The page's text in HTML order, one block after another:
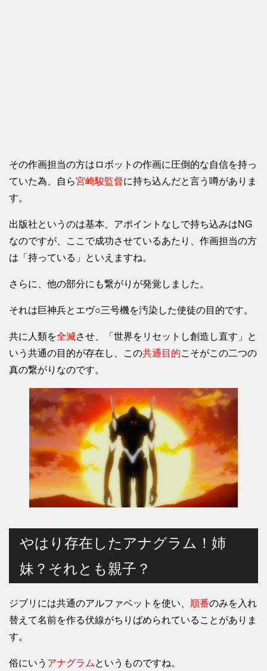
その作画担当の方はロボットの作画に圧倒的な自信を持っ
ていた為、自ら宮崎駿監督に持ち込んだと言う噂がありま
す。
出版社というのは基本、アポイントなしで持ち込みはNG
なのですが、ここで成功させているあたり、作画担当の方
は「持っている」といえますね。
さらに、他の部分にも繋がりが発覚しました。
それは巨神兵とエヴ○三号機を汚染した使徒の目的です。
共に人類を全滅させ、「世界をリセットし創造し直す」と
いう共通の目的が存在し、この共通目的こそがこの二つの
真の繋がりなのです。
やはり存在したアナグラム！姉
妹？それとも親子？
ジブリには共通のアルファベットを使い、 順番のみを入れ
替えて名前を作る伏線がちりばめられていることがありま
す。
俗にいう アナグラム というものですね。